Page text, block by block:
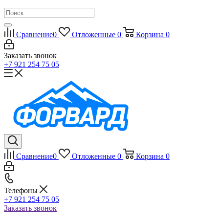
Сравнение0 Отложенные 0 Корзина 0
Заказать звонок
+7 921 254 75 05
Сравнение0 Отложенные 0 Корзина 0
Телефоны
+7 921 254 75 05
Заказать звонок